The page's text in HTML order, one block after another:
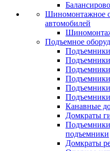
Шиномонтажное
автомобилей
Подъемное
Канавные
Домкраты
подъемники
Домкраты